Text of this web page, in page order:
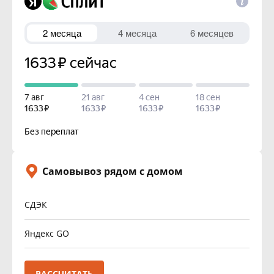
Самовывоз рядом с домом
СДЭК
Яндекс GO